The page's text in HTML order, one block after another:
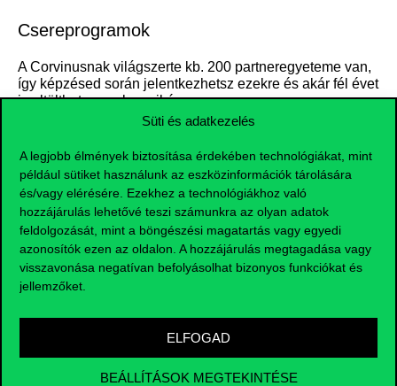
Süti és adatkezelés
A legjobb élmények biztosítása érdekében technológiákat, mint
például sütiket használunk az eszközinformációk tárolására
és/vagy elérésére. Ezekhez a technológiákhoz való
hozzájárulás lehetővé teszi számunkra az olyan adatok
feldolgozását, mint a böngészési magatartás vagy egyedi
azonosítók ezen az oldalon. A hozzájárulás megtagadása vagy
visszavonása negatívan befolyásolhat bizonyos funkciókat és
jellemzőket.
ELFOGAD
BEÁLLÍTÁSOK MEGTEKINTÉSE
Csereprogramok
A Corvinusnak világszerte kb. 200 partneregyeteme van,
így képzésed során jelentkezhetsz ezekre és akár fél évet
is eltölthetsz ezek egyikén.